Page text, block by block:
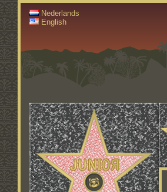
Nederlands
English